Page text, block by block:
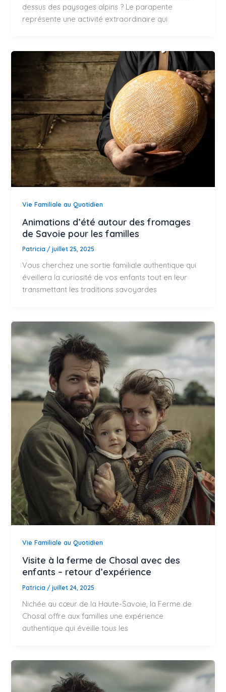
dessus des paysages alpins ? Le parapente
représente une activité extraordinaire qui
Vie Familiale au Quotidien
Animations d’été autour des fromages
de Savoie pour les familles
Patricia /juillet 25, 2025
Vous cherchez une sortie familiale authentique qui
éveillera la curiosité de vos enfants tout en leur
transmettant les traditions savoyardes
Vie Familiale au Quotidien
Visite à la ferme de Chosal avec des
enfants – retour d’expérience
Patricia /juillet 24, 2025
Nichée au cœur de la Haute-Savoie, la Ferme de
Chosal offre aux familles une expérience
authentique qui éveille tous les